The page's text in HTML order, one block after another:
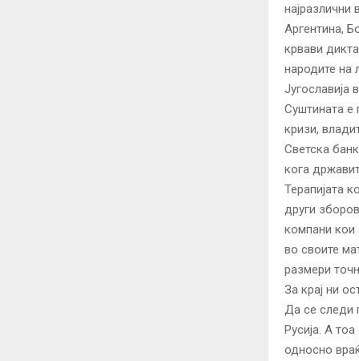
најразлични
Аргентина,
крвави
народите на
Југославија
Суштината е
кризи,
Светска
кога
Терапијата
други
компани кои
во своите
размери
За крај ни
Да се следи
Русија. А
односно